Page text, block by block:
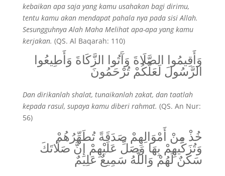
kebaikan apa saja yang kamu usahakan bagi dirimu,
tentu kamu akan mendapat pahala nya pada sisi Allah.
Sesungguhnya Alah Maha Melihat apa-apa yang kamu
kerjakan. (QS. Al Baqarah: 110)
وَأَقِيمُوا الصَّلَاةَ وَآَتُوا الزَّكَاةَ وَأَطِيعُوا
الرَّسُولَ لَعَلَّكُمْ تُرْحَمُونَ
Dan dirikanlah shalat, tunaikanlah zakat, dan taatlah
kepada rasul, supaya kamu diberi rahmat. (QS. An Nur:
56)
خُذْ مِنْ أَمْوَالِهِمْ صَدَقَةً تُطَهِّرُهُمْ
وَتُزَكِّيهِمْ بِهَا وَصَلِّ عَلَيْهِمْ إِنَّ صَلَاتَكَ
سَكَنٌ لَهُمْ وَاللَّهُ سَمِيعٌ عَلِيمٌ